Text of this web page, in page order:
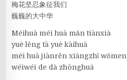
梅花坚忍象征我们
巍巍的大中华
Méihuā méi huā mǎn tiānxià
yuè lěng tā yuè kāihuā
méi huā jiānrěn xiàngzhǐ wǒmen
wéiwéi de dà zhōnghuá